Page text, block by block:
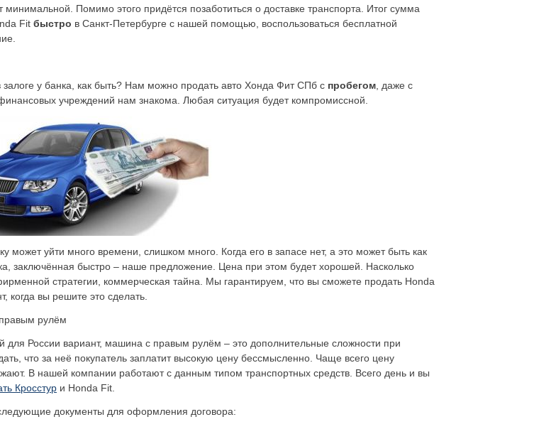
Помимо этого придётся позаботиться о доставке транспорта. Итог сумма
Fit быстро в Санкт-Петербурге с нашей помощью, воспользоваться бесплатной
у банка, как быть? Нам можно продать авто Хонда Фит СПб с пробегом , даже с
учреждений нам знакома. Любая ситуация будет компромиссной.
может уйти много времени, слишком много. Когда его в запасе нет, а это может быть как
заключённая быстро – наше предложение. Цена при этом будет хорошей. Насколько
стратегии, коммерческая тайна. Мы гарантируем, что вы сможете продать Honda
когда вы решите это сделать.
рулём
для России вариант, машина с правым рулём – это дополнительные сложности при
что за неё покупатель заплатит высокую цену бессмысленно. Чаще всего цену
В нашей компании работают с данным типом транспортных средств. Всего день и вы
Кросстур и Honda Fit.
документы для оформления договора: